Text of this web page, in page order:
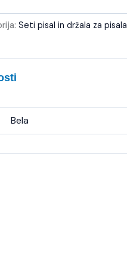
Seti pisal in držala za pisala
Bela